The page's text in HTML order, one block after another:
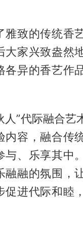
致的传统香
家兴致盎然
异的香艺作
”代际融合艺
容，融合传
、乐享其中
融的氛围，
进代际和睦